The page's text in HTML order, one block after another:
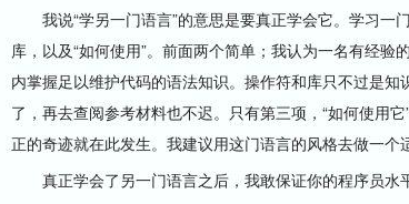
我说“学另一门语言”的意思是要真正学会它。学习一
库，以及“如何使用”。前面两个简单；我认为一名有经
内掌握足以维护代码的语法知识。操作符和库只不过是
了，再去查阅参考材料也不迟。只有第三项，“如何使用
正的奇迹就在此发生。我建议用这门语言的风格去做一个
真正学会了另一门语言之后，我敢保证你的程序员水